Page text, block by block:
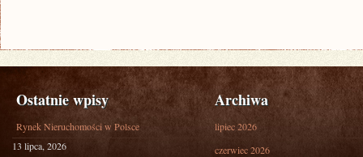
Ostatnie wpisy
Rynek Nieruchomości w Polsce
13 lipca, 2026
Archiwa
lipiec 2026
czerwiec 2026